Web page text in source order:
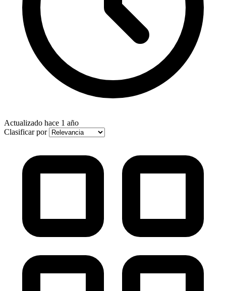
Actualizado hace 1 año
Clasificar por